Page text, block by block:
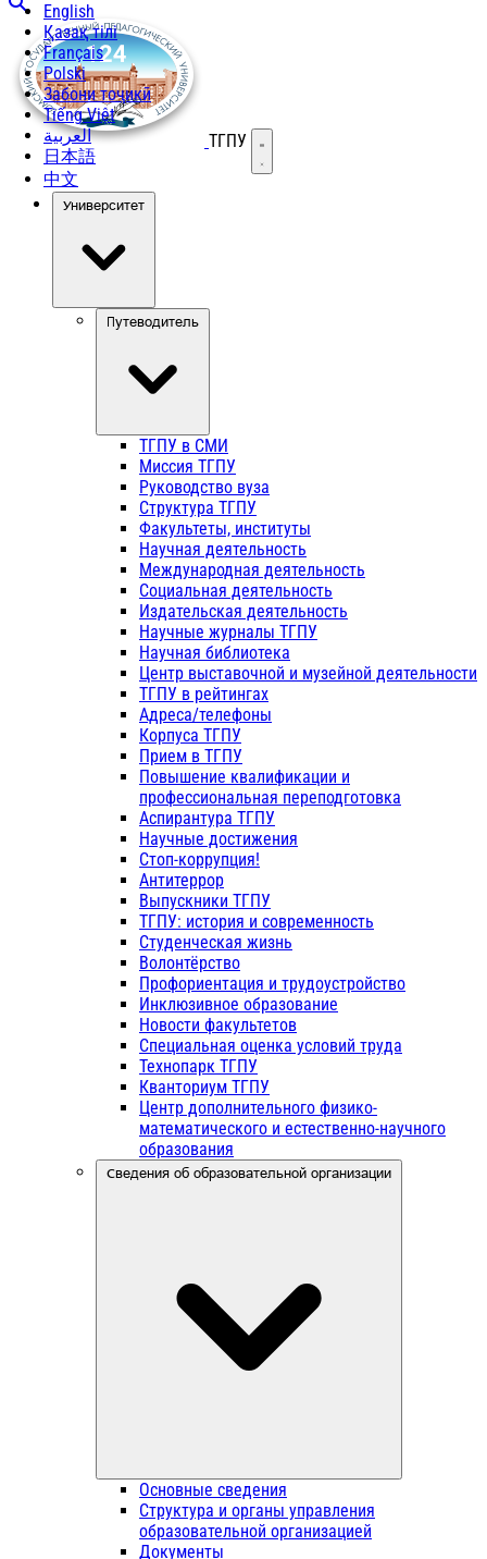
English
Қазақ тілі
Français
Polski
Забони тоҷикӣ
Tiếng Việt
العربية
日本語
中文
ТГПУ Открыть меню
Университет
Путеводитель
ТГПУ в СМИ
Миссия ТГПУ
Руководство вуза
Структура ТГПУ
Факультеты, институты
Научная деятельность
Международная деятельность
Социальная деятельность
Издательская деятельность
Научные журналы ТГПУ
Научная библиотека
Центр выставочной и музейной деятельности
ТГПУ в рейтингах
Адреса/телефоны
Корпуса ТГПУ
Прием в ТГПУ
Повышение квалификации и
профессиональная переподготовка
Аспирантура ТГПУ
Научные достижения
Стоп-коррупция!
Антитеррор
Выпускники ТГПУ
ТГПУ: история и современность
Студенческая жизнь
Волонтёрство
Профориентация и трудоустройство
Инклюзивное образование
Новости факультетов
Специальная оценка условий труда
Технопарк ТГПУ
Кванториум ТГПУ
Центр дополнительного физико-
математического и естественно-научного
образования
Сведения об образовательной организации
Основные сведения
Структура и органы управления
образовательной организацией
Документы